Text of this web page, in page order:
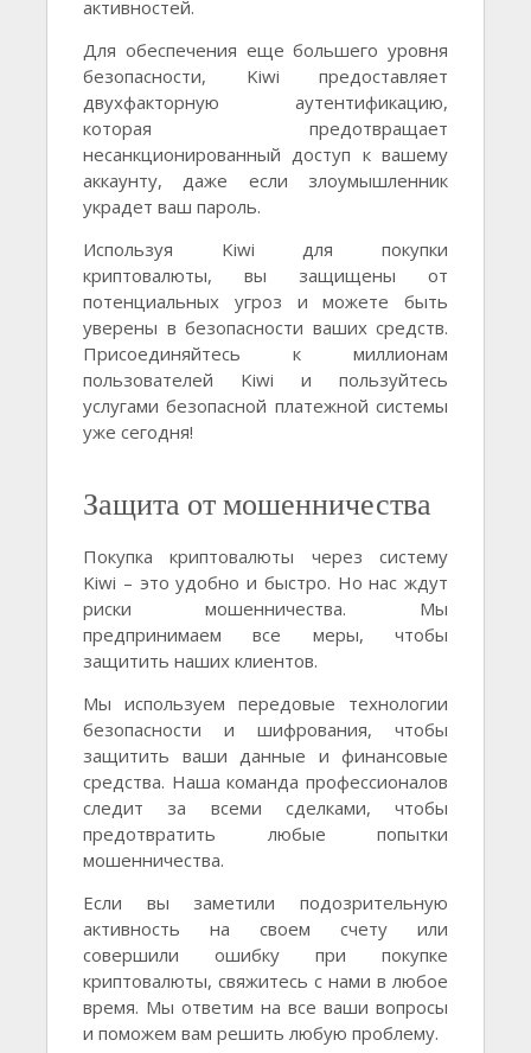
активностей.
Для обеспечения еще большего уровня
безопасности, Kiwi предоставляет
двухфакторную аутентификацию,
которая предотвращает
несанкционированный доступ к вашему
аккаунту, даже если злоумышленник
украдет ваш пароль.
Используя Kiwi для покупки
криптовалюты, вы защищены от
потенциальных угроз и можете быть
уверены в безопасности ваших средств.
Присоединяйтесь к миллионам
пользователей Kiwi и пользуйтесь
услугами безопасной платежной системы
уже сегодня!
Защита от мошенничества
Покупка криптовалюты через систему
Kiwi – это удобно и быстро. Но нас ждут
риски мошенничества. Мы
предпринимаем все меры, чтобы
защитить наших клиентов.
Мы используем передовые технологии
безопасности и шифрования, чтобы
защитить ваши данные и финансовые
средства. Наша команда профессионалов
следит за всеми сделками, чтобы
предотвратить любые попытки
мошенничества.
Если вы заметили подозрительную
активность на своем счету или
совершили ошибку при покупке
криптовалюты, свяжитесь с нами в любое
время. Мы ответим на все ваши вопросы
и поможем вам решить любую проблему.